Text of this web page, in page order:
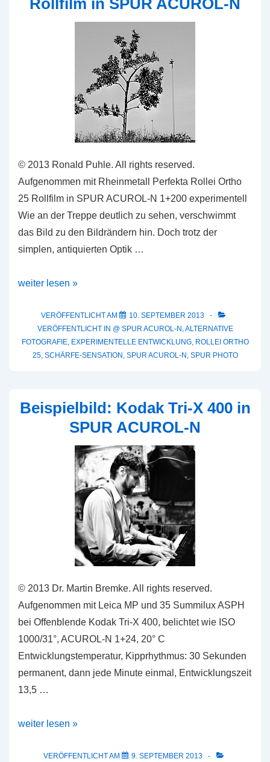
© 2013 Ronald Puhle. All rights reserved.
Aufgenommen mit Rheinmetall Perfekta Rollei Ortho
25 Rollfilm in SPUR ACUROL-N 1+200 experimentell
Wie an der Treppe deutlich zu sehen, verschwimmt
das Bild zu den Bildrändern hin. Doch trotz der
simplen, antiquierten Optik …
Beispielbild:
Rollfilm
ACUROL-
weiter lesen »
VERÖFFENTLICHT AM
10. SEPTEMBER 2013
VERÖFFENTLICHT IN @ SPUR ACUROL-N ,ALTERNATIVE
FOTOGRAFIE, EXPERIMENTELLE ENTWICKLUNG, ROLLEI ORTHO
25, SCHÄRFE-SENSATION , SPUR ACUROL-N , SPUR PHOTO
Beispielbild: Kodak Tri-X 400 in
SPUR ACUROL-N
© 2013 Dr. Martin Bremke. All rights reserved.
Aufgenommen mit Leica MP und 35 Summilux ASPH
bei Offenblende Kodak Tri-X 400, belichtet wie ISO
1000/31°, ACUROL-N 1+24, 20° C
Entwicklungstemperatur, Kipprhythmus: 30 Sekunden
permanent, dann jede Minute einmal, Entwicklungszeit
13,5 …
Beispielbild:
weiter lesen »
VERÖFFENTLICHT AM
9. SEPTEMBER 2013